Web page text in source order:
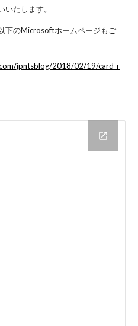
いたします。
下のMicrosoftホームページもご
jpntsblog/2018/02/19/card_r